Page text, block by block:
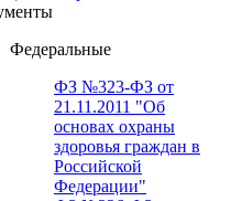
Федеральные
ФЗ №323-ФЗ от
21.11.2011 "Об
основах охраны
здоровья граждан в
Российской
Федерации"